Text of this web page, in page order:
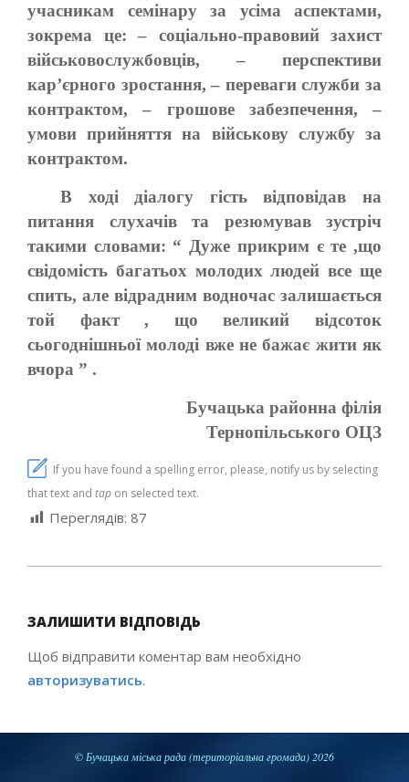
учасникам семінару за усіма аспектами,
зокрема це: – соціально-правовий захист
військовослужбовців, – перспективи
кар’єрного зростання, – переваги служби за
контрактом, – грошове забезпечення, –
умови прийняття на військову службу за
контрактом.
В ході діалогу гість відповідав на
питання слухачів та резюмував зустріч
такими словами: “ Дуже прикрим є те ,що
свідомість багатьох молодих людей все ще
спить, але відрадним водночас залишається
той факт , що великий відсоток
сьогоднішньої молоді вже не бажає жити як
вчора ” .
Бучацька районна філія
Тернопільського ОЦЗ
If you have found a spelling error, please, notify us by selecting
that text and tap on selected text.
Переглядів: 87
31
ЗАЛИШИТИ ВІДПОВІДЬ
Щоб відправити коментар вам необхідно
авторизуватись.
© Бучацька міська рада (територіальна громада) 2026